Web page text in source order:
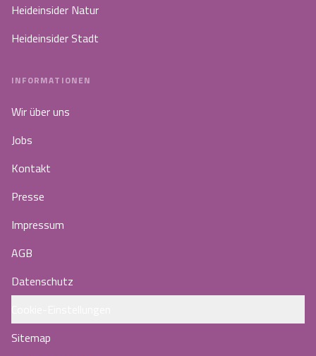
Heideinsider Natur
Heideinsider Stadt
INFORMATIONEN
Wir über uns
Jobs
Kontakt
Presse
Impressum
AGB
Datenschutz
Sitemap